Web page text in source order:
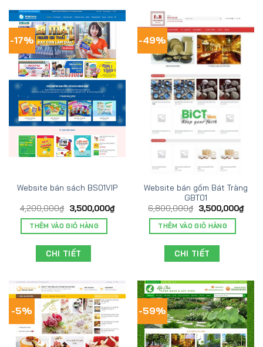
-17%
Website bán sách BS01VIP
4,200,000₫ 3,500,000₫
THÊM VÀO GIỎ HÀNG
CHI TIẾT
-49%
Website bán gốm Bát Tràng
GBT01
6,800,000₫ 3,500,000₫
THÊM VÀO GIỎ HÀNG
CHI TIẾT
-5% -59%